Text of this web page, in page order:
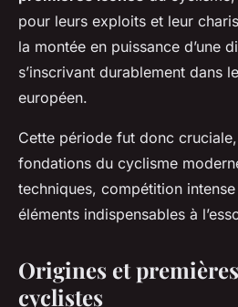
pour leurs exploits et leur
la montée en puissance d’une
s’inscrivant durablement dans
européen.
Cette période fut donc
fondations du cyclisme
techniques, compétition
éléments indispensables à
Origines et
cyclistes